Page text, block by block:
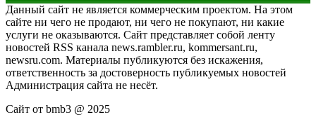
Данный сайт не является коммерческим проектом. На этом
сайте ни чего не продают, ни чего не покупают, ни какие
услуги не оказываются. Сайт представляет собой ленту
новостей RSS канала news.rambler.ru, kommersant.ru,
newsru.com. Материалы публикуются без искажения,
ответственность за достоверность публикуемых новостей
Администрация сайта не несёт.
Сайт от bmb3 @ 2025